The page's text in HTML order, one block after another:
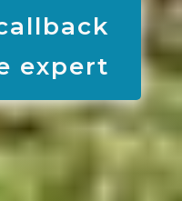
expert